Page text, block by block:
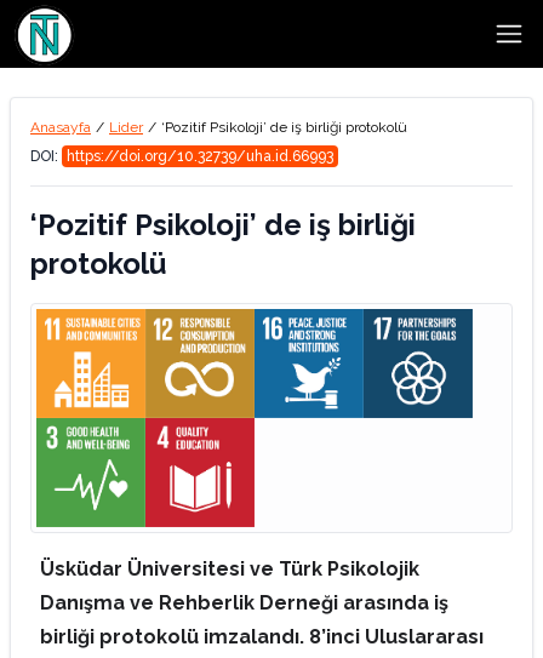
Anasayfa / Lider / ‘Pozitif Psikoloji’ de iş birliği protokolü
DOI:
https://doi.org/10.32739/uha.id.66993
‘Pozitif Psikoloji’ de iş birliği
protokolü
Üsküdar Üniversitesi ve Türk Psikolojik
Danışma ve Rehberlik Derneği arasında iş
birliği protokolü imzalandı. 8’inci Uluslararası